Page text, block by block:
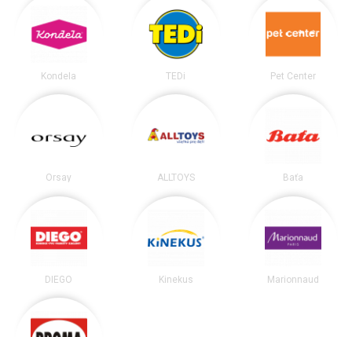
Kondela TEDi Pet Center
Orsay ALLTOYS Baťa
DIEGO Kinekus Marionnaud